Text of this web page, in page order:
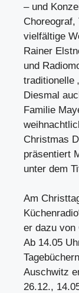
– und
vielfältige
Rainer
und
traditionelle
Diesmal
Familie
Christmas
präsentiert
unter dem
Am
er dazu von
Ab 14.05
Auschwitz
26.12.,